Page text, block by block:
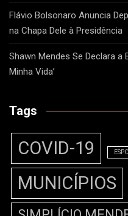
Flávio Bolsonaro Anuncia
na Chapa Dele à Presidência
Shawn Mendes Se Declara a
Minha Vida’
Tags
COVID-19
MUNICÍPIOS